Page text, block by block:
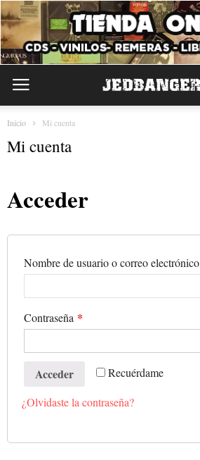
Inicio Mi cuenta
Mi cuenta
Acceder
Nombre de usuario o correo electrónico
Contraseña *
Recuérdame
Acceder
¿Olvidaste la contraseña?